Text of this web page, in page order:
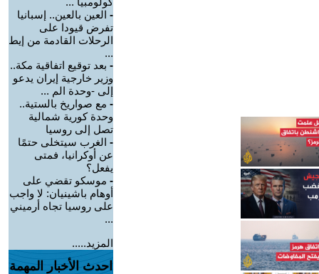
- العين بالعين.. إسبانيا
تفرض قيودا على
الرحلات القادمة من إيط
...
- بعد توقيع اتفاقية مكة..
وزير خارجية إيران يدعو
إلى -وحدة الم ...
- مع صواريخ بالستية..
وحدة كورية شمالية
تصل إلى روسيا
- الغرب سيتخلى حتمًا
عن أوكرانيا، فمتى
يفعل؟
- موسكو تقضي على
أوهام باشينيان: لا واجب
على روسيا تجاه أرميني
...
المزيد.....
احدث الأخبار المهمة